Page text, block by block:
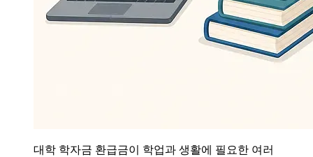
대학 학자금 환급금이 학업과 생활에 필요한 여러